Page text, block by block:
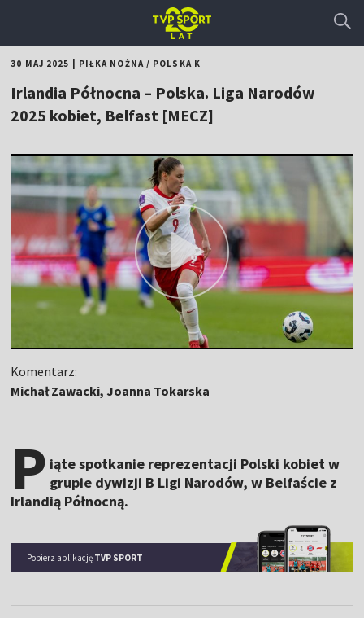
30 MAJ 2025 PIŁKA NOŻNA/ POLSKA K
Irlandia Północna – Polska. Liga Narodów
2025 kobiet, Belfast [MECZ]
Komentarz:
Michał Zawacki, Joanna Tokarska
P iąte spotkanie reprezentacji Polski kobiet w
grupie dywizji B Ligi Narodów, w Belfaście z
Irlandią Północną.
Pobierz aplikację TVP SPORT